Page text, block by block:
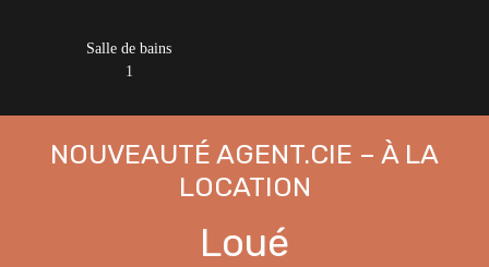
Salle de bains
1
NOUVEAUTÉ AGENT.CIE – À LA
LOCATION
Loué